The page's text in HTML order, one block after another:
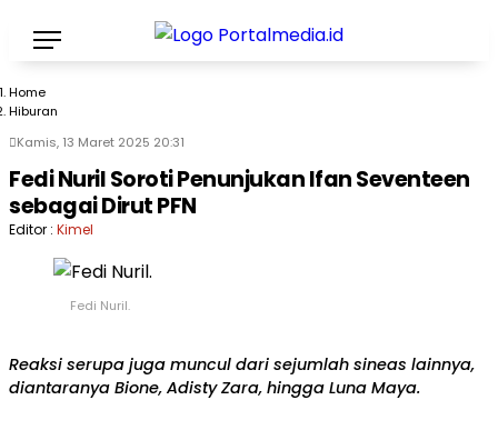
Home
Hiburan
Kamis, 13 Maret 2025 20:31
Fedi Nuril Soroti Penunjukan Ifan Seventeen
sebagai Dirut PFN
Editor : Kimel
Fedi Nuril.
Reaksi serupa juga muncul dari sejumlah sineas lainnya,
diantaranya Bione, Adisty Zara, hingga Luna Maya.